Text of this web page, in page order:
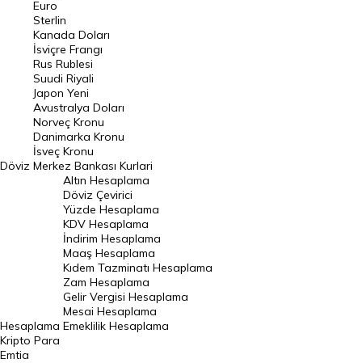
Pound Kuru
Frank Kuru
Riyal Kuru
Avustralya Doları
Danimarka Kronu Kuru
Kanada Doları Kuru
Norveç Kronu Kuru
İsveç Kronu Kuru
Japon Yeni Kuru
Serbest Piyasa Döviz Kurları
Merkez Bankası Döviz Kurları
Altın Fiyatları
Gram Altın Fiyatı
Döviz
Euro
Sterlin
Kanada Doları
İsviçre Frangı
Rus Rublesi
Suudi Riyali
Japon Yeni
Avustralya Doları
Norveç Kronu
Danimarka Kronu
İsveç Kronu
Merkez Bankası Kurlari
Hesaplama
Altın Hesaplama
Döviz Çevirici
Yüzde Hesaplama
KDV Hesaplama
İndirim Hesaplama
Maaş Hesaplama
Kıdem Tazminatı Hesaplama
Zam Hesaplama
Gelir Vergisi Hesaplama
Mesai Hesaplama
Emeklilik Hesaplama
Kripto Para
Emtia